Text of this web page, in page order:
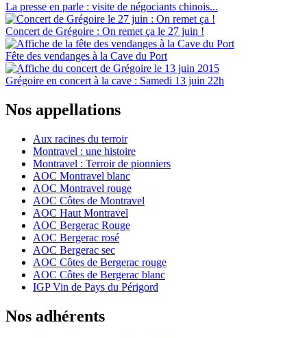
La presse en parle : visite de négociants chinois...
Concert de Grégoire : On remet ça le 27 juin !
Fête des vendanges à la Cave du Port
Grégoire en concert à la cave : Samedi 13 juin 22h
Nos appellations
Aux racines du terroir
Montravel : une histoire
Montravel : Terroir de pionniers
AOC Montravel blanc
AOC Montravel rouge
AOC Côtes de Montravel
AOC Haut Montravel
AOC Bergerac Rouge
AOC Bergerac rosé
AOC Bergerac sec
AOC Côtes de Bergerac rouge
AOC Côtes de Bergerac blanc
IGP Vin de Pays du Périgord
Nos adhérents